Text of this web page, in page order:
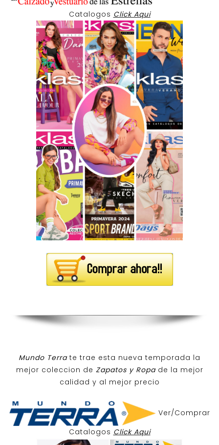
Catalogos Click Aqui
Mundo Terra te trae esta nueva temporada la
mejor coleccion de Zapatos y Ropa de la mejor
calidad y al mejor precio
Ver/Comprar
Catalogos Click Aqui